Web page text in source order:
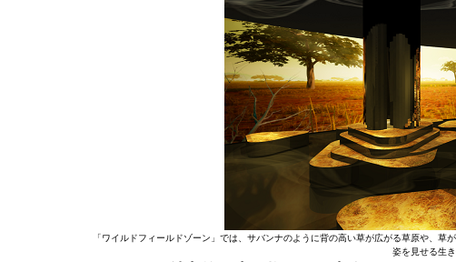
「ワイルドフィールドゾーン」では、サバンナのように背の高い草が広がる草原や、
姿を見せる生き